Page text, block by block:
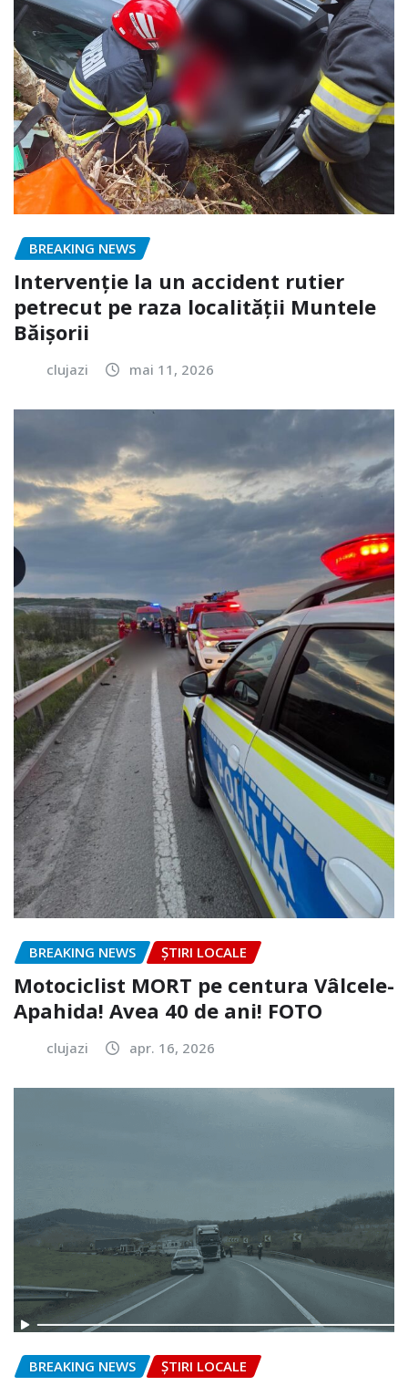
BREAKING NEWS
Intervenție la un accident rutier
petrecut pe raza localității Muntele
Băișorii
clujazi mai 11, 2026
BREAKING NEWS ȘTIRI LOCALE
Motociclist MORT pe centura Vâlcele-
Apahida! Avea 40 de ani! FOTO
clujazi apr. 16, 2026
BREAKING NEWS ȘTIRI LOCALE